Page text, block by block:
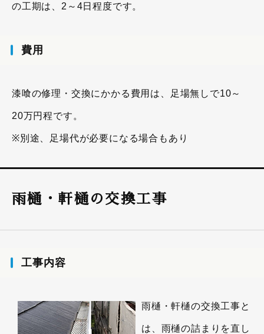
の工期は、2～4日程度です。
費用
漆喰の修理・交換にかかる費用は、足場無しで10～
20万円程です。
※別途、足場代が必要になる場合もあり
雨樋・軒樋の交換工事
工事内容
雨樋・軒樋の交換工事と
は、雨樋の詰まりを直し